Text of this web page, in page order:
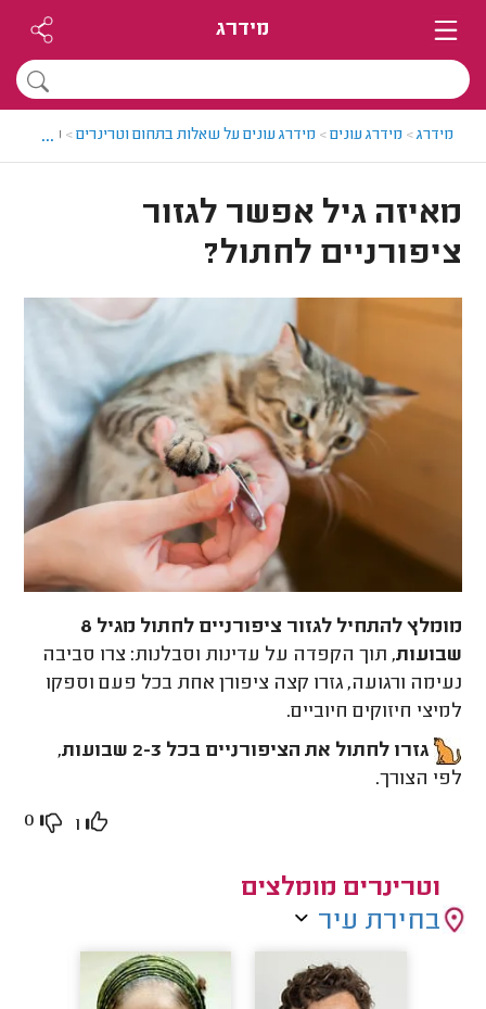
מידרג
מידרג> מידרג עונים> מידרג עונים על שאלות בתחום וטרינרים> מאיזה
...
מאיזה גיל אפשר לגזור
ציפורניים לחתול?
מומלץ להתחיל לגזור ציפורניים לחתול מגיל 8
שבועות, תוך הקפדה על עדינות וסבלנות: צרו סביבה
נעימה ורגועה, גזרו קצה ציפורן אחת בכל פעם וספקו
למיצי חיזוקים חיוביים.
גזרו לחתול את הציפורניים בכל 2-3 שבועות
,
לפי הצורך.
1
0
וטרינרים מומלצים
בחירת עיר